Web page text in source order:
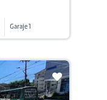
Garaje 1